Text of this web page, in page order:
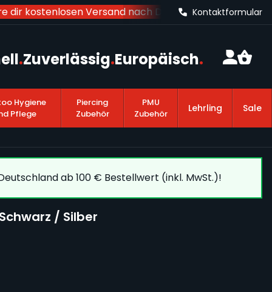
kostenlosen Versand nach Deutschlandab 100 €
Kontaktformular
.Zuverlässig.Europäisch.
Hygiene
Pflege
Piercing
Zubehör
PMU
Zubehör
Lehrling Sale
ab 100 € Bestellwert (inkl. MwSt.)!
/ Silber